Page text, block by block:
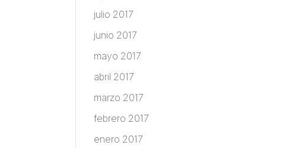
julio 2017
junio 2017
mayo 2017
abril 2017
marzo 2017
febrero 2017
enero 2017